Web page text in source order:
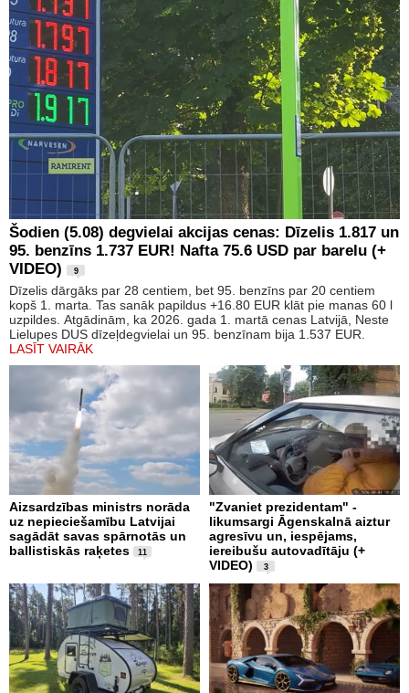
Šodien (5.08) degvielai akcijas cenas: Dīzelis 1.817 un
95. benzīns 1.737 EUR! Nafta 75.6 USD par barelu (+
VIDEO)
9
Dīzelis dārgāks par 28 centiem, bet 95. benzīns par 20 centiem
kopš 1. marta. Tas sanāk papildus +16.80 EUR klāt pie manas 60 l
uzpildes. Atgādinām, ka 2026. gada 1. martā cenas Latvijā, Neste
Lielupes DUS dīzeļdegvielai un 95. benzīnam bija 1.537 EUR.
LASĪT VAIRĀK
Aizsardzības ministrs norāda
uz nepieciešamību Latvijai
sagādāt savas spārnotās un
ballistiskās raķetes
11
"Zvaniet prezidentam" -
likumsargi Āgenskalnā aiztur
agresīvu un, iespējams,
iereibušu autovadītāju (+
VIDEO)
3